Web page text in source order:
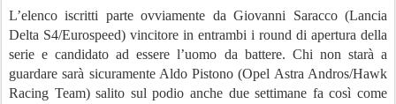
L’elenco iscritti parte ovviamente da Giovanni Saracco (Lancia
Delta S4/Eurospeed) vincitore in entrambi i round di apertura della
serie e candidato ad essere l’uomo da battere. Chi non starà a
guardare sarà sicuramente Aldo Pistono (Opel Astra Andros/Hawk
Racing Team) salito sul podio anche due settimane fa così come